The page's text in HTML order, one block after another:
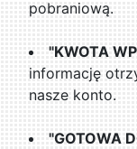
pobraniową.
"KWOTA
informację
nasze konto.
"GOTOWA